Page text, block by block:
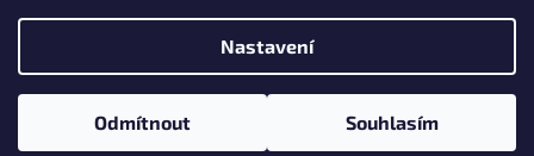
Nastavení
Odmítnout Souhlasím
Vytvořil Shoptet
Copyright 2026TOPlast, a.s. . Všechna práva vyhrazena.